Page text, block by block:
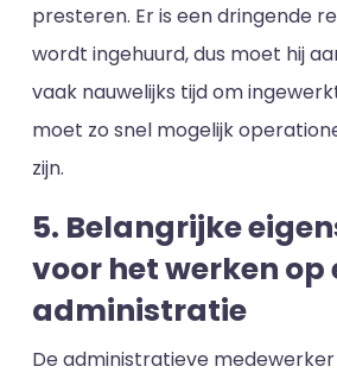
presteren. Er is een dringende
wordt ingehuurd, dus moet hij
vaak nauwelijks tijd om
moet zo snel mogelijk
zijn.
5. Belangrijke
voor het werken op
administratie
De administratieve